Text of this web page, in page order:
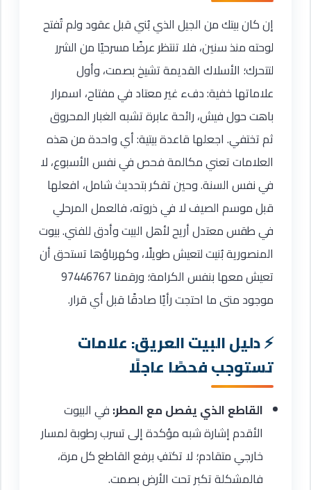
إن كان بيتك من الجيل الذي بُني قبل عقود ولم تُفتح
لوحته منذ سنين، فلا تنتظر عرضًا مسرحيًا من الشرر
لتتحرك؛ الأسلاك القديمة تشيخ بصمت، وأول
علاماتها خفية: دفء غير معتاد في مفتاح، اسمرار
باهت حول فيش، رائحة عابرة تشبه الغبار المحروق
ثم تختفي. اجعلها قاعدة بيتية: أي واحدة من هذه
العلامات تعني مكالمة فحص في نفس الأسبوع، لا
في نفس السنة. وحين تفكر بتحديث شامل، افعلها
قبل موسم الصيف لا في ذروته، فالعمل المرحلي
في طقس معتدل أريح لأهل البيت وأدق للفني. بيوت
المنصورية بُنيت لتعيش طويلًا، وكهرباؤها تستحق أن
تعيش معها بنفس الكرامة؛ ورقمنا 97446767
موجود متى ما احتجت رأيًا صادقًا قبل أي قرار.
دليل البيت العريق: علامات
تستوجب فحصًا عاجلًا
القاطع الذي يفصل مع المطر: في البيوت
الأقدم إشارة شبه مؤكدة إلى تسرب رطوبة لمسار
خارجي متقادم؛ لا تكتفِ برفع القاطع كل مرة،
فالمشكلة تكبر تحت الأرض بصمت.